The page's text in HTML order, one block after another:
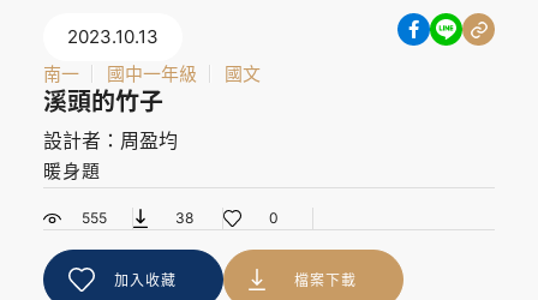
2023.10.13
南一
國中一年級 國文
溪頭的竹子
設計者：周盈均
暖身題
555 38 0
加入收藏 檔案下載